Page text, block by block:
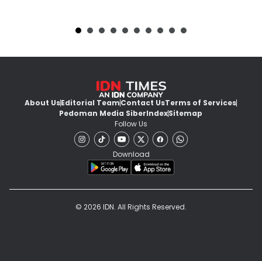
About UsEditorial TeamContact UsTerms of Services
Pedoman Media SiberIndexSitemap
Follow Us
Download
© 2026 IDN. All Rights Reserved.